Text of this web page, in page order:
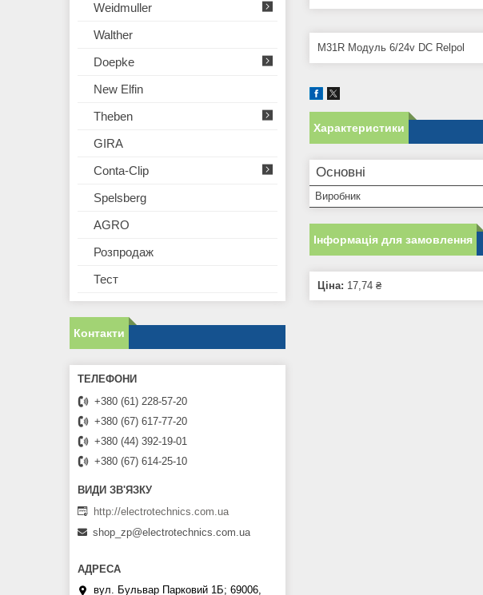
M31R Модуль 6/24v DC Relpol
Характеристики
Основні
Виробник
Інформація для замовлення
Ціна: 17,74 ₴
Weidmuller
Walther
Doepke
New Elfin
Theben
GIRA
Conta-Clip
Spelsberg
AGRO
Розпродаж
Тест
Контакти
+380 (61) 228-57-20
+380 (67) 617-77-20
+380 (44) 392-19-01
+380 (67) 614-25-10
http://electrotechnics.com.ua
shop_zp@electrotechnics.com.ua
вул. Бульвар Парковий 1Б; 69006,